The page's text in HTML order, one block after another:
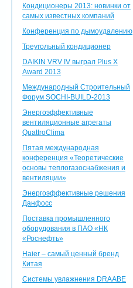
Кондиционеры 2013: новинки от
самых известных компаний
Конференция по дымоудалению
Треугольный кондиционер
DAIKIN VRV IV выграл Plus X
Award 2013
Международный Строительный
Форум SOCHI-BUILD-2013
Энергоэффективные
вентиляционные агрегаты
QuattroClima
Пятая международная
конференция «Теоретические
основы теплогазоснабжения и
вентиляции»
Энергоэффективные решения
Данфосс
Поставка промышленного
оборудования в ПАО «НК
«Роснефть»
Haier – самый ценный бренд
Китая
Системы увлажнения DRAABE